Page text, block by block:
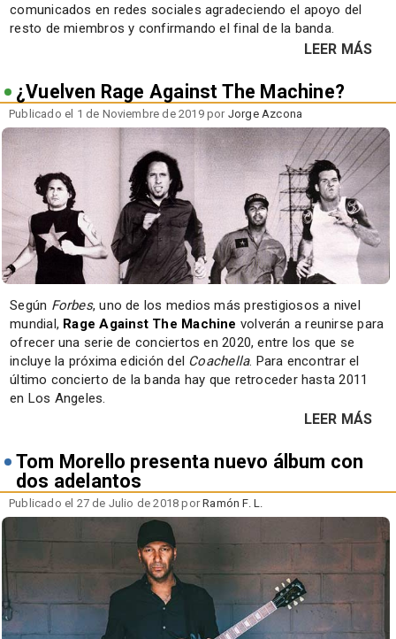
comunicados en redes sociales agradeciendo el apoyo del
resto de miembros y confirmando el final de la banda.
LEER MÁS
¿Vuelven Rage Against The Machine?
Publicado el 1 de Noviembre de 2019 por Jorge Azcona
Según Forbes, uno de los medios más prestigiosos a nivel
mundial, Rage Against The Machine volverán a reunirse para
ofrecer una serie de conciertos en 2020, entre los que se
incluye la próxima edición del Coachella. Para encontrar el
último concierto de la banda hay que retroceder hasta 2011
en Los Angeles.
LEER MÁS
Tom Morello presenta nuevo álbum con
dos adelantos
Publicado el 27 de Julio de 2018 porRamón F. L.